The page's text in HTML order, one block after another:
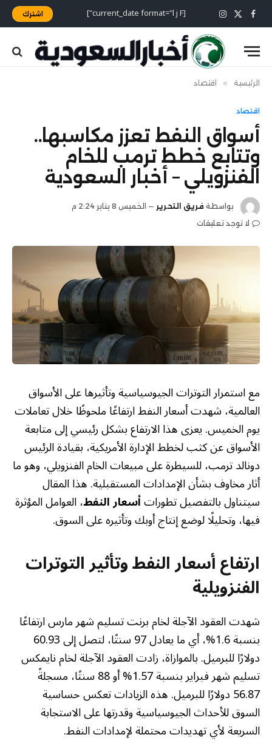
فيسبوك
X
(Twitter)
الانستغرام [current_date format="l j F"] اشترك
الرئيسية » اقتصاد
اقتصاد
أسواق النفط تعزز مكاسبها..
وتتابع خطط ترمب للخام
الفنزويلي – أخبار السعودية
بواسطة فريق التحرير
الخميس 8 يناير 2:24 م
لا توجد تعليقات
مع استمرار التوترات الجيوسياسية وتأثيرها على الأسواق
العالمية، شهدت أسعار النفط ارتفاعًا ملحوظًا خلال تعاملات
يوم الخميس. يعزى هذا الارتفاع بشكل رئيسي إلى متابعة
الأسواق عن كثب لخطط الإدارة الأمريكية، بقيادة الرئيس
دونالد ترمب، للسيطرة على مبيعات الخام الفنزويلي، وهو ما
أثار مخاوف بشأن الإمدادات المستقبلية. هذا المقال
سيتناول بالتفصيل تطوراتأسعار النفط، العوامل المؤثرة
فيها، وتحليلًا لوضع إنتاج أوبك وتأثيره على السوق.
ارتفاع أسعار النفط وتأثير التوترات
الفنزويلية
شهدت العقود الآجلة لخام برنت تسليم شهر مارس ارتفاعًا
بنسبة 1.6%، أي ما يعادل 97 سنتًا، لتصل إلى 60.93
دولارًا للبرميل. بالموازاة، زادت العقود الآجلة لخام نايمكس
تسليم شهر فبراير بنسبة 1.57% أو 88 سنتًا، مسجلةً
56.87 دولارًا للبرميل. هذه الزيادات تعكس حساسية
السوق للأحداث الجيوسياسية وقدرتها على الاستجابة
السريعة لأي تهديدات محتملة لإمدادات النفط.